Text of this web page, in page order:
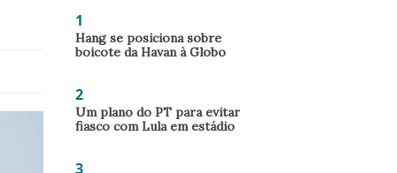
1
Hang se posiciona sobre
boicote da Havan à Globo
2
Um plano do PT para evitar
fiasco com Lula em estádio
3